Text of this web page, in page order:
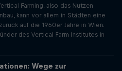
Farming, also das Nutzen
kann vor allem in Städten eine
auf die 1960er Jahre in Wien.
des Vertical Farm Institutes in
Wege zur